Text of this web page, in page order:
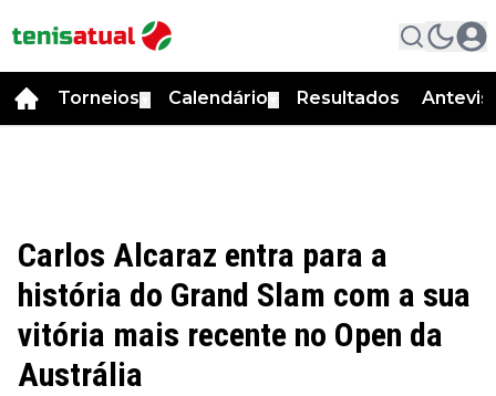
Torneios Calendário Resultados
Carlos Alcaraz entra para a
história do Grand Slam com a sua
vitória mais recente no Open da
Austrália